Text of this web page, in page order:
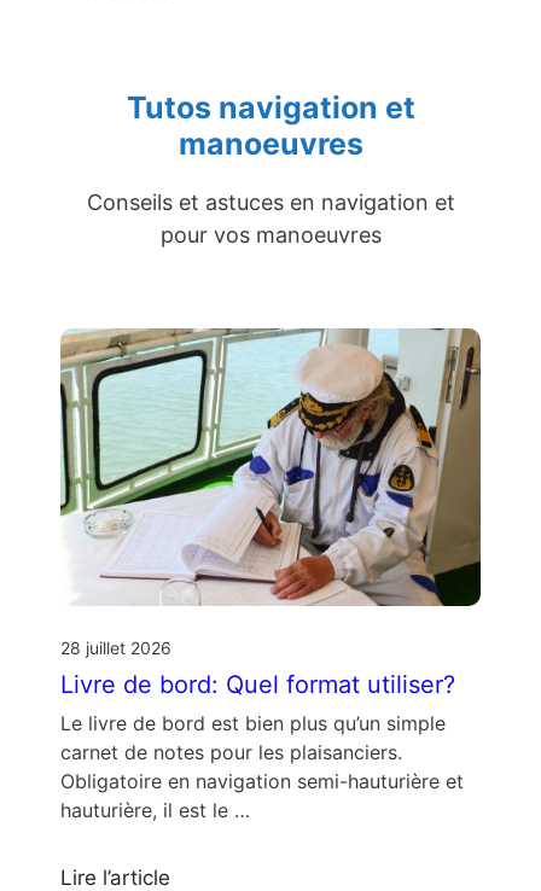
Tutos navigation et
manoeuvres
Conseils et astuces en navigation et
pour vos manoeuvres
28 juillet 2026
Livre de bord: Quel format utiliser?
Le livre de bord est bien plus qu’un simple
carnet de notes pour les plaisanciers.
Obligatoire en navigation semi-hauturière et
hauturière, il est le …
Lire l’article